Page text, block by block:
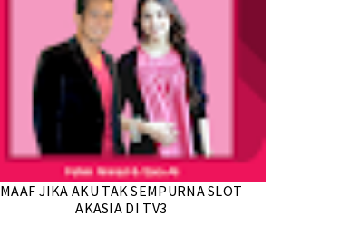
MAAF JIKA AKU TAK SEMPURNA SLOT
AKASIA DI TV3